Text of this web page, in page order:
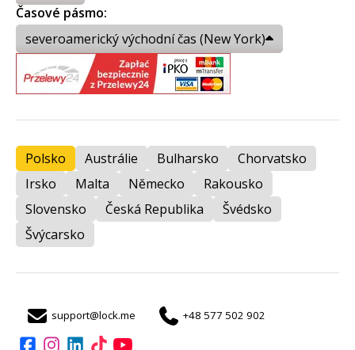
Časové pásmo:
severoamerický východní čas (New York)
Polsko Austrálie Bulharsko
Chorvatsko
Irsko
Malta Německo
Rakousko
Slovensko
Česká Republika
Švédsko
Švýcarsko
support@lock.me +48 577 502 902